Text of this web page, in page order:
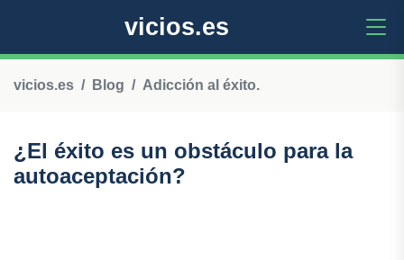
vicios.es
vicios.es Blog Adicción al éxito.
¿El éxito es un obstáculo para la
autoaceptación?